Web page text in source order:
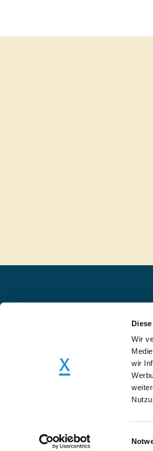
Wir
wir
die stark
Branche. Wir
und
Qualität,
Zuverlässigkeit.
Copyright ©